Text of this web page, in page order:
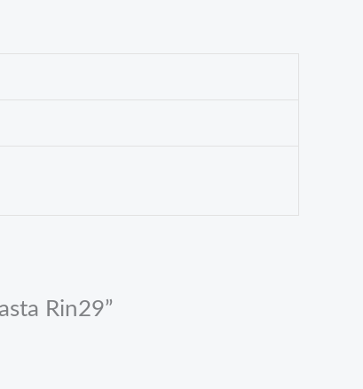
Rin29”